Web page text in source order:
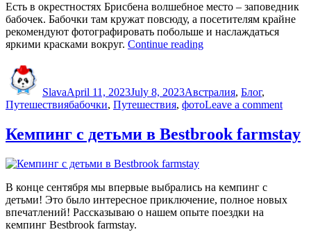
Есть в окрестностях Брисбена волшебное место – заповедник
бабочек. Бабочки там кружат повсюду, а посетителям крайне
рекомендуют фотографировать побольше и наслаждаться
яркими красками вокруг. Continue reading“Заповедник
айленд”
SlavaApril 11, 2023July 8, 2023Австралия, Блог,
ПутешествияTags
бабочки, Путешествия, фотоLeave a commenton
на
Кемпинг с детьми в Bestbrook farmstay
В конце сентября мы впервые выбрались на кемпинг с
детьми! Это было интересное приключение, полное новых
впечатлений! Рассказываю о нашем опыте поездки на
кемпинг Bestbrook farmstay.